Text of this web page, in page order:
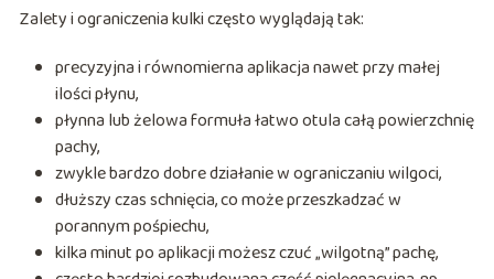
Zalety i ograniczenia kulki często wyglądają tak:
precyzyjna i równomierna aplikacja nawet przy małej
ilości płynu,
płynna lub żelowa formuła łatwo otula całą powierzchnię
pachy,
zwykle bardzo dobre działanie w ograniczaniu wilgoci,
dłuższy czas schnięcia, co może przeszkadzać w
porannym pośpiechu,
kilka minut po aplikacji możesz czuć „wilgotną” pachę,